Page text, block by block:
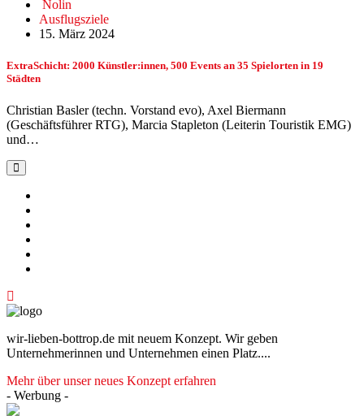
Nolin
Ausflugsziele
15. März 2024
ExtraSchicht: 2000 Künstler:innen, 500 Events an 35 Spielorten in 19
Städten
Christian Basler (techn. Vorstand evo), Axel Biermann
(Geschäftsführer RTG), Marcia Stapleton (Leiterin Touristik EMG)
und…
wir-lieben-bottrop.de mit neuem Konzept. Wir geben
Unternehmerinnen und Unternehmen einen Platz....
Mehr über unser neues Konzept erfahren
- Werbung -